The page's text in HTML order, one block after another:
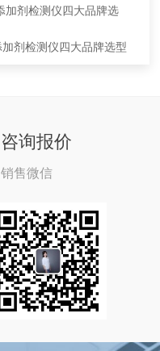
加剂检测仪四大品牌选
/ 农贸流动快检专用）
剂检测仪四大品牌选型
咨询报价
销售微信